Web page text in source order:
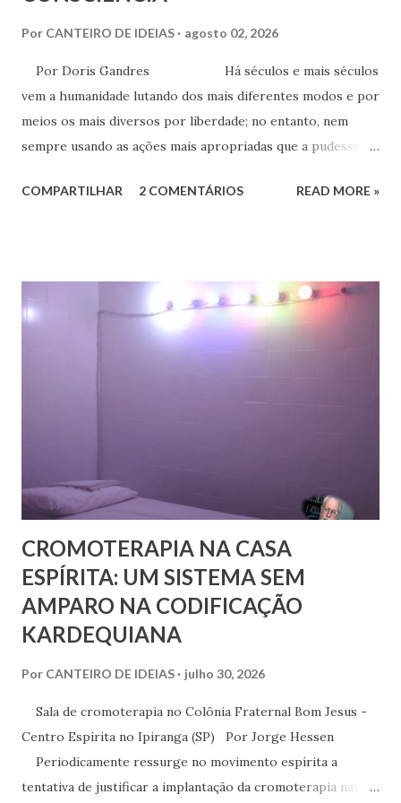
Por CANTEIRO DE IDEIAS agosto 02, 2026
Por Doris Gandres Há séculos e mais séculos
vem a humanidade lutando dos mais diferentes modos e por
meios os mais diversos por liberdade; no entanto, nem
sempre usando as ações mais apropriadas que a pudessem
aspecto material, terreno... Mesmo civilizações,
onde vige pressão, opressão, cerceamento, coação e
censura. E não podemos falar apenas do ponto de vista
geral, social, de cidadania, de direitos humanos etc, mas
COMPARTILHAR 2 COMENTÁRIOS READ MORE »
CROMOTERAPIA NA CASA
ESPÍRITA: UM SISTEMA SEM
AMPARO NA CODIFICAÇÃO
KARDEQUIANA
Por CANTEIRO DE IDEIAS julho 30, 2026
Sala de cromoterapia no Colônia Fraternal Bom Jesus -
Centro Espírita no Ipiranga (SP) Por Jorge Hessen
Periodicamente ressurge no movimento espírita a
tentativa de justificar a implantação da cromoterapia nas